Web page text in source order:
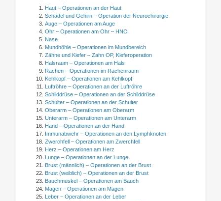
Haut – Operationen an der Haut
Schädel und Gehirn – Operation der Neurochirurgie
Auge – Operationen am Auge
Ohr – Operationen am Ohr – HNO
Nase
Mundhöhle – Operationen im Mundbereich
Zähne und Kiefer – Zahn OP, Kieferoperation
Halsraum – Operationen am Hals
Rachen – Operationen im Rachenraum
Kehlkopf – Operationen am Kehlkopf
Luftröhre – Operationen an der Luftröhre
Schilddrüse – Operationen an der Schilddrüse
Schulter – Operationen an der Schulter
Oberarm – Operationen am Oberarm
Unterarm – Operationen am Unterarm
Hand – Operationen an der Hand
Immunabwehr – Operationen an den Lymphknoten
Zwerchfell – Operationen am Zwerchfell
Herz – Operationen am Herz
Lunge – Operationen an der Lunge
Brust (männlich) – Operationen an der Brust
Brust (weiblich) – Operationen an der Brust
Bauchmuskel – Operationen am Bauch
Magen – Operationen am Magen
Leber – Operationen an der Leber